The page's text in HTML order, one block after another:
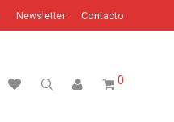
Newsletter Contacto
0